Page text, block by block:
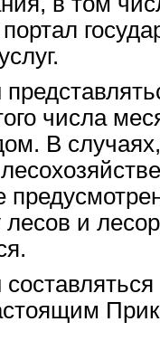
числа
В
лесов и